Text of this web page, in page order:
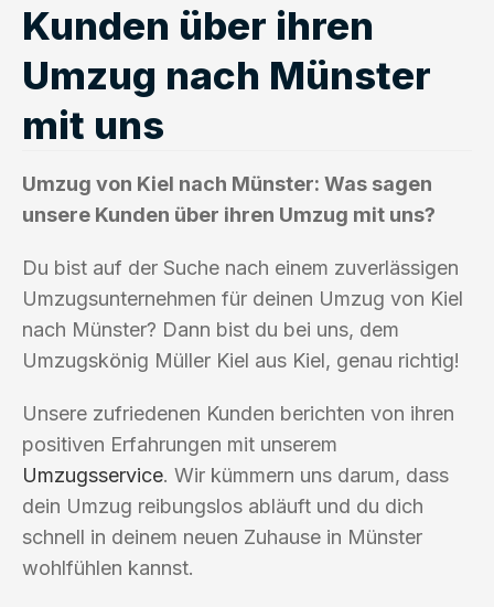
Kunden über ihren
Umzug nach Münster
mit uns
Umzug von Kiel nach Münster: Was sagen
unsere Kunden über ihren Umzug mit uns?
Du bist auf der Suche nach einem zuverlässigen
Umzugsunternehmen für deinen Umzug von Kiel
nach Münster? Dann bist du bei uns, dem
Umzugskönig Müller Kiel aus Kiel, genau richtig!
Unsere zufriedenen Kunden berichten von ihren
positiven Erfahrungen mit unserem
Umzugsservice. Wir kümmern uns darum, dass
dein Umzug reibungslos abläuft und du dich
schnell in deinem neuen Zuhause in Münster
wohlfühlen kannst.